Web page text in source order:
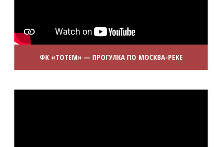
ФК «ТОТЕМ» — ПРОГУЛКА ПО МОСКВА-РЕКЕ